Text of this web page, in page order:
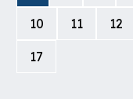
10 11 12
17